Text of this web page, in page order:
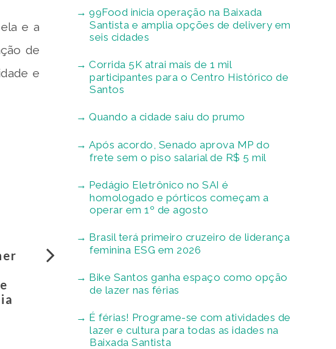
e a
de
e
99Food inicia operação na Baixada
Santista e amplia opções de delivery em
seis cidades
Corrida 5K atrai mais de 1 mil
participantes para o Centro Histórico de
Santos
Quando a cidade saiu do prumo
Após acordo, Senado aprova MP do
frete sem o piso salarial de R$ 5 mil
Pedágio Eletrônico no SAI é
homologado e pórticos começam a
operar em 1º de agosto
Brasil terá primeiro cruzeiro de liderança
feminina ESG em 2026
Bike Santos ganha espaço como opção
de lazer nas férias
É férias! Programe-se com atividades de
lazer e cultura para todas as idades na
Baixada Santista